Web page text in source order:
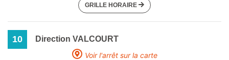
GRILLE HORAIRE
10
Direction VALCOURT
Voir l'arrêt sur la carte